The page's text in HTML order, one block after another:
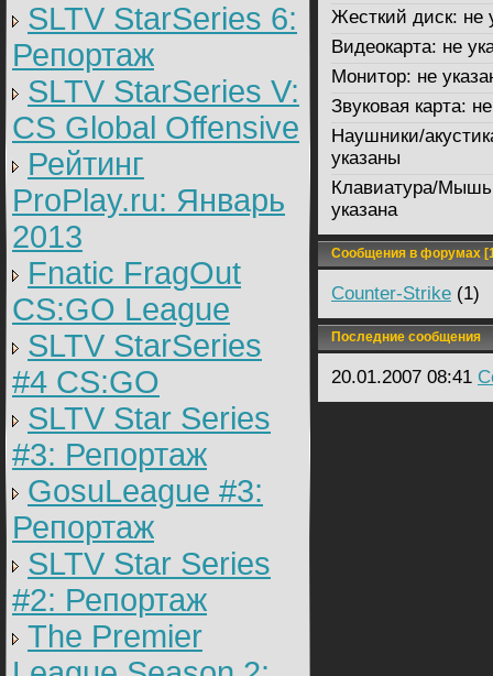
SLTV StarSeries 6:
Репортаж
SLTV StarSeries V:
CS Global Offensive
Рейтинг
ProPlay.ru: Январь
2013
Fnatic FragOut
CS:GO League
SLTV StarSeries
#4 CS:GO
SLTV Star Series
#3: Репортаж
GosuLeague #3:
Репортаж
SLTV Star Series
#2: Репортаж
The Premier
Жесткий диск: не
Видеокарта: не
Монитор: не
Звуковая карта:
Наушники/
указаны
Клавиатура/
указана
Сообщения в форумах
Counter-Strike (1)
Последние сообщения
20.01.2007 08:41